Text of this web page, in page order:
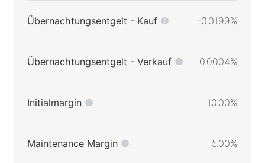
Übernachtungsentgelt - Kauf -0.0199%
Übernachtungsentgelt - Verkauf 0.0004%
Initialmargin 10.00%
Maintenance Margin 5.00%